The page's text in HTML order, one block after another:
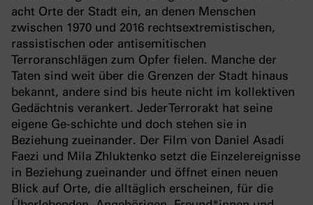
acht Orte der Stadt ein, an denen Menschen
zwischen 1970 und 2016 rechtsextremistischen,
rassistischen oder antisemitischen
Terroranschlägen zum Opfer fielen. Manche der
Taten sind weit über die Grenzen der Stadt hinaus
bekannt, andere sind bis heute nicht im kollektiven
Gedächtnis verankert. Jeder Terrorakt hat seine
eigene Ge-schichte und doch stehen sie in
Beziehung zueinander. Der Film von Daniel Asadi
Faezi und Mila Zhluktenko setzt die Einzelereignisse
in Beziehung zueinander und öffnet einen neuen
Blick auf Orte, die alltäglich erscheinen, für die